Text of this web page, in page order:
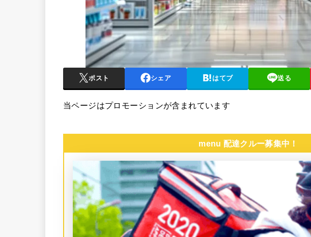
ポスト シェア はてブ 送る
当ページはプロモーションが含まれています
menu 配達クルー募集中！